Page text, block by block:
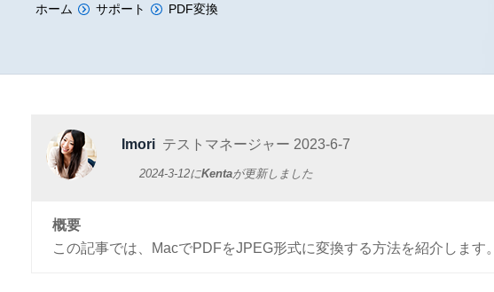
You are here:
ホーム サポート PDF変換
Imori テストマネージャー 2023-6-7
2024-3-12にKentaが更新しました
概要
この記事では、MacでPDFをJPEG形式に変換する方法を紹介します。